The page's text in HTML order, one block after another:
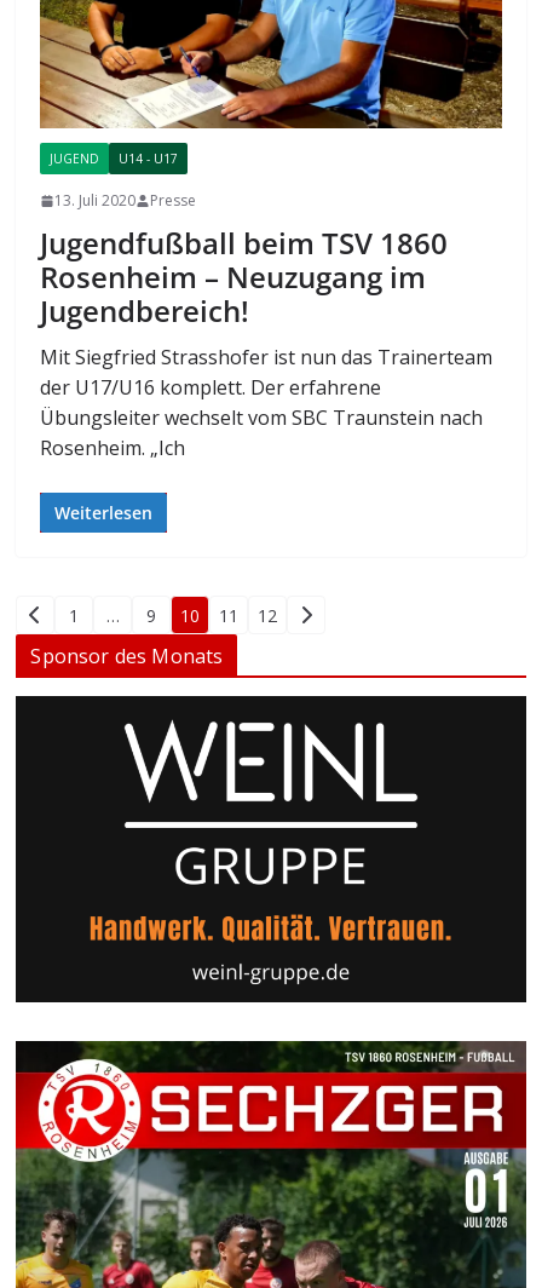
JUGEND U14 - U17
13. Juli 2020 Presse
Jugendfußball beim TSV 1860
Rosenheim – Neuzugang im
Jugendbereich!
Mit Siegfried Strasshofer ist nun das Trainerteam
der U17/U16 komplett. Der erfahrene
Übungsleiter wechselt vom SBC Traunstein nach
Rosenheim. „Ich
Weiterlesen
Seitennummerierung
der
Beiträge
1 … 9 10 11 12
Sponsor des Monats